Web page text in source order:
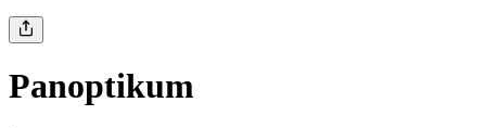
Panoptikum